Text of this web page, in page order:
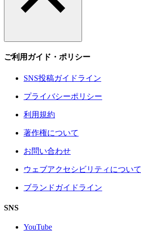
ご利用ガイド・ポリシー
SNS投稿ガイドライン
プライバシーポリシー
利用規約
著作権について
お問い合わせ
ウェブアクセシビリティについて
ブランドガイドライン
SNS
YouTube